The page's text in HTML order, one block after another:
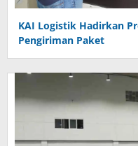
KAI Logistik Hadirkan
Pengiriman Paket